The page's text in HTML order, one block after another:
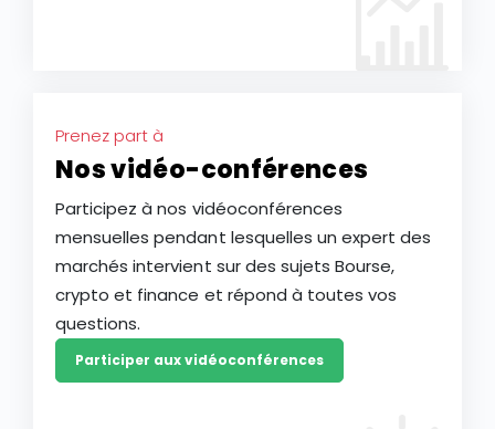
Prenez part à
Nos vidéo-conférences
Participez à nos vidéoconférences
mensuelles pendant lesquelles un expert des
marchés intervient sur des sujets Bourse,
crypto et finance et répond à toutes vos
questions.
Participer aux vidéoconférences